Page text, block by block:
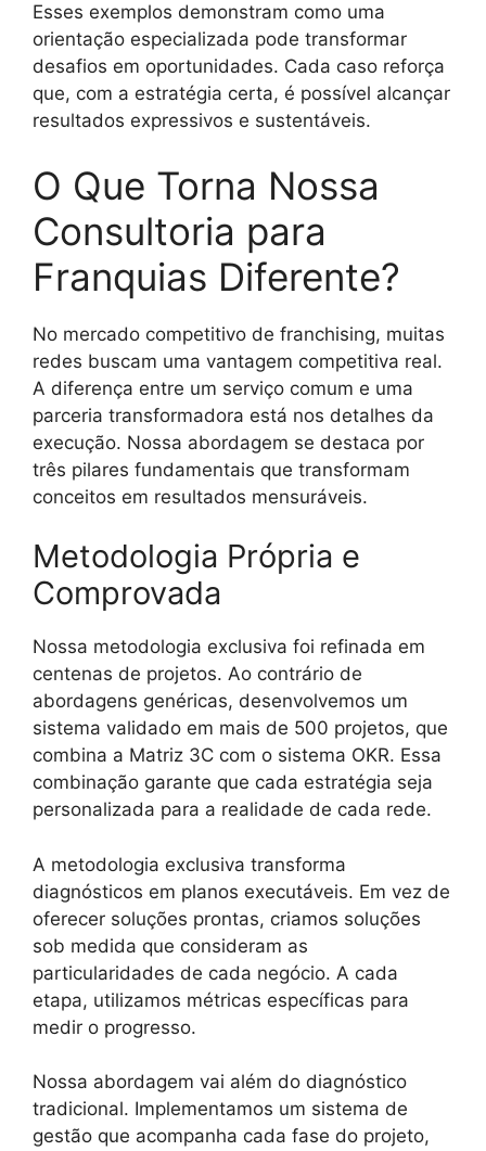
Esses exemplos demonstram como uma
orientação especializada pode transformar
desafios em oportunidades. Cada caso reforça
que, com a estratégia certa, é possível alcançar
resultados expressivos e sustentáveis.
O Que Torna Nossa
Consultoria para
Franquias Diferente?
No mercado competitivo de franchising, muitas
redes buscam uma vantagem competitiva real.
A diferença entre um serviço comum e uma
parceria transformadora está nos detalhes da
execução. Nossa abordagem se destaca por
três pilares fundamentais que transformam
conceitos em resultados mensuráveis.
Metodologia Própria e
Comprovada
Nossa metodologia exclusiva foi refinada em
centenas de projetos. Ao contrário de
abordagens genéricas, desenvolvemos um
sistema validado em mais de 500 projetos, que
combina a Matriz 3C com o sistema OKR. Essa
combinação garante que cada estratégia seja
personalizada para a realidade de cada rede.
A metodologia exclusiva transforma
diagnósticos em planos executáveis. Em vez de
oferecer soluções prontas, criamos soluções
sob medida que consideram as
particularidades de cada negócio. A cada
etapa, utilizamos métricas específicas para
medir o progresso.
Nossa abordagem vai além do diagnóstico
tradicional. Implementamos um sistema de
gestão que acompanha cada fase do projeto,